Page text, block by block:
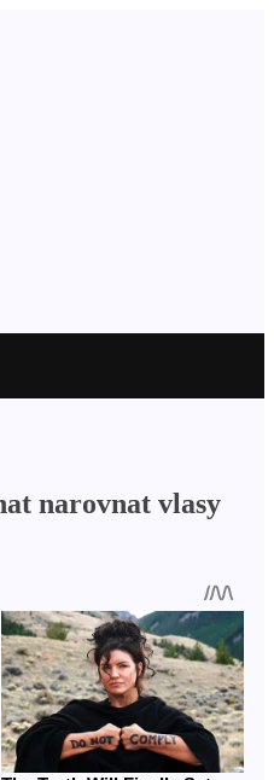
narovnat vlasy